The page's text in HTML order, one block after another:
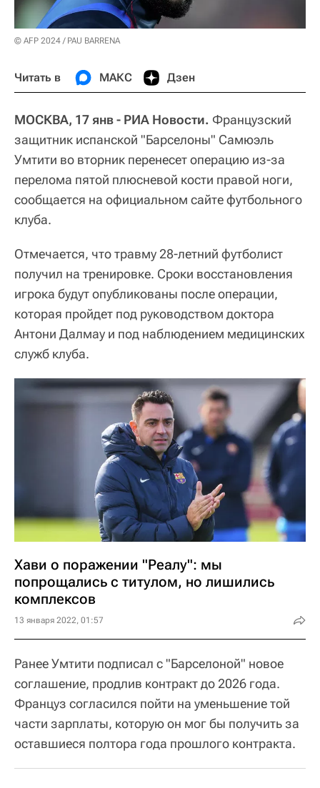
© AFP 2024 / PAU BARRENA
Читать в МАКС Дзен
МОСКВА, 17 янв - РИА Новости. Французский
защитник испанской "Барселоны" Самюэль
Умтити во вторник перенесет операцию из-за
перелома пятой плюсневой кости правой ноги,
сообщается на официальном сайте футбольного
клуба.
Отмечается, что травму 28-летний футболист
получил на тренировке. Сроки восстановления
игрока будут опубликованы после операции,
которая пройдет под руководством доктора
Антони Далмау и под наблюдением медицинских
служб клуба.
Хави о поражении "Реалу": мы
попрощались с титулом, но лишились
комплексов
13 января 2022, 01:57
Ранее Умтити подписал с "Барселоной" новое
соглашение, продлив контракт до 2026 года.
Француз согласился пойти на уменьшение той
части зарплаты, которую он мог бы получить за
оставшиеся полтора года прошлого контракта.